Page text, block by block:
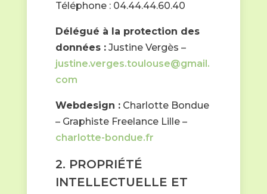
Téléphone : 04.44.44.60.40
Délégué à la protection des
données :Justine Vergès –
justine.verges.toulouse@gmail.
com
Webdesign :Charlotte Bondue
– Graphiste Freelance Lille –
charlotte-bondue.fr
2. PROPRIÉTÉ
INTELLECTUELLE ET